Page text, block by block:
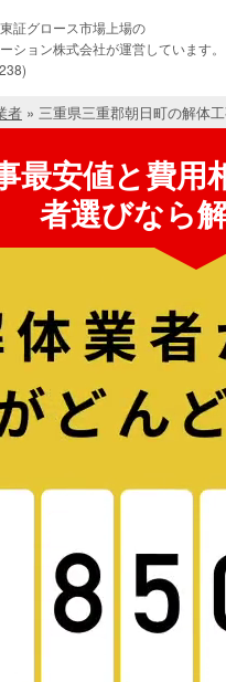
証グロース市場上場の
ション株式会社が運営しています。
者 » 三重県三重郡朝日町の解体
最安値と費用
者選びなら